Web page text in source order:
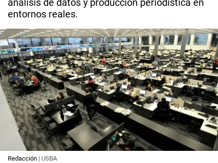
análisis de datos y producción periodística en
entornos reales.
Redacción | USBA